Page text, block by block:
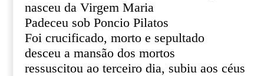
nasceu da Virgem Maria
Padeceu sob Poncio Pilatos
Foi crucificado, morto e sepultado
desceu a mansão dos mortos
ressuscitou ao terceiro dia, subiu aos céus